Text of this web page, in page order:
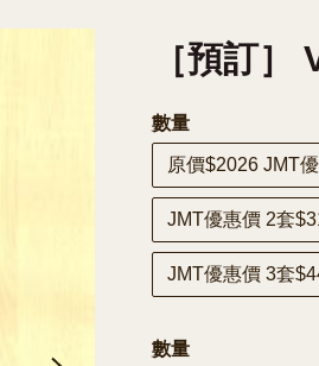
［預訂］
數量
原價$2026 JMT
JMT優惠價 2套
JMT優惠價 3套
數量